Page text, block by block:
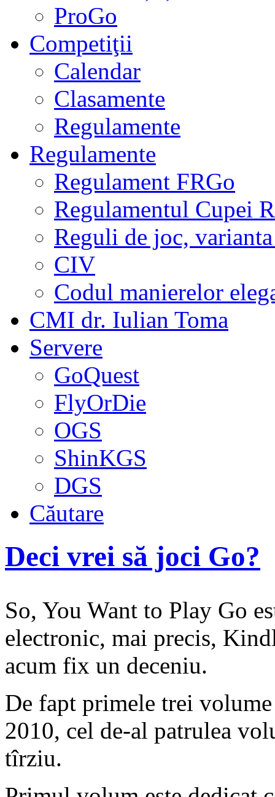
ProGo
Competiţii
Calendar
Clasamente
Regulamente
Regulamente
Regulament FRGo
Regulamentul Cupei
Reguli de joc,
CIV
Codul manierelor
CMI dr. Iulian Toma
Servere
GoQuest
FlyOrDie
OGS
ShinKGS
DGS
Căutare
Deci vrei să joci Go?
So, You Want to Play Go
electronic, mai precis,
acum fix un deceniu.
De fapt primele trei
2010, cel de-al patrulea
tîrziu.